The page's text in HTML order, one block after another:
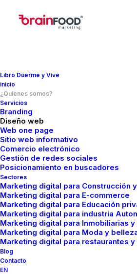
Libro Duerme y Vive
inicio
¿Quienes somos?
Servicios
Branding
Diseño web
Web one page
Sitio web informativo
Comercio electrónico
Gestión de redes sociales
Posicionamiento en buscadores
Sectores
Marketing digital para Construcción
Marketing digital para E-commerce
Marketing digital para Educación
Marketing digital para industria
Marketing digital para Inmobiliarias
Marketing digital para Moda y
Marketing digital para restaurantes y
Blog
Contacto
EN
Ayudamos a las
encontrar a sus
potenciales
potencial del
Por más de 10 años
colaborado con
diversos giros
en México,
público.